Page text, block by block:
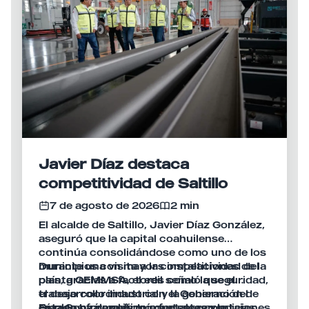
Javier Díaz destaca
competitividad de Saltillo
7 de agosto de 2026
2 min
El alcalde de Saltillo, Javier Díaz González,
aseguró que la capital coahuilense
continúa consolidándose como uno de los
municipios con mayor competitividad del
país, gracias a factores como la seguridad,
el desarrollo industrial y la generación de
Durante una visita a las instalaciones de la
planta GEMMSA, el edil señaló que el
trabajo coordinado con el Gobierno del